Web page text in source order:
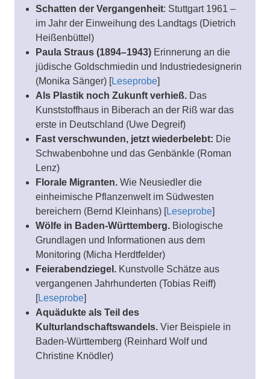
Schatten der Vergangenheit: Stuttgart 1961 –
im Jahr der Einweihung des Landtags (Dietrich
Heißenbüttel)
Paula Straus (1894–1943) Erinnerung an die
jüdische Goldschmiedin und Industriedesignerin
(Monika Sänger) [Leseprobe]
Als Plastik noch Zukunft verhieß. Das
Kunststoffhaus in Biberach an der Riß war das
erste in Deutschland (Uwe Degreif)
Fast verschwunden, jetzt wiederbelebt: Die
Schwabenbohne und das Genbänkle (Roman
Lenz)
Florale Migranten. Wie Neusiedler die
einheimische Pflanzenwelt im Südwesten
bereichern (Bernd Kleinhans) [Leseprobe]
Wölfe in Baden-Württemberg. Biologische
Grundlagen und Informationen aus dem
Monitoring (Micha Herdtfelder)
Feierabendziegel. Kunstvolle Schätze aus
vergangenen Jahrhunderten (Tobias Reiff)
[Leseprobe]
Aquädukte als Teil des
Kulturlandschaftswandels. Vier Beispiele in
Baden-Württemberg (Reinhard Wolf und
Christine Knödler)